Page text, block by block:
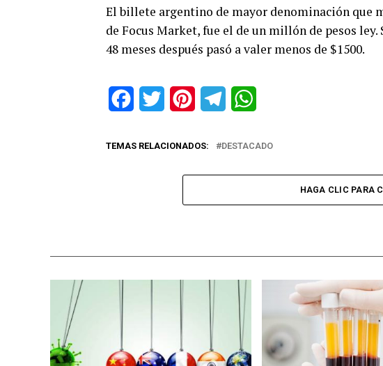
El billete argentino de mayor denominación que
de Focus Market, fue el de un millón de pesos
48 meses después pasó a valer menos de $1500.
FacebookTwitter PinterestTelegram
TEMAS RELACIONADOS: DESTACADO
HAGA CLIC PARA